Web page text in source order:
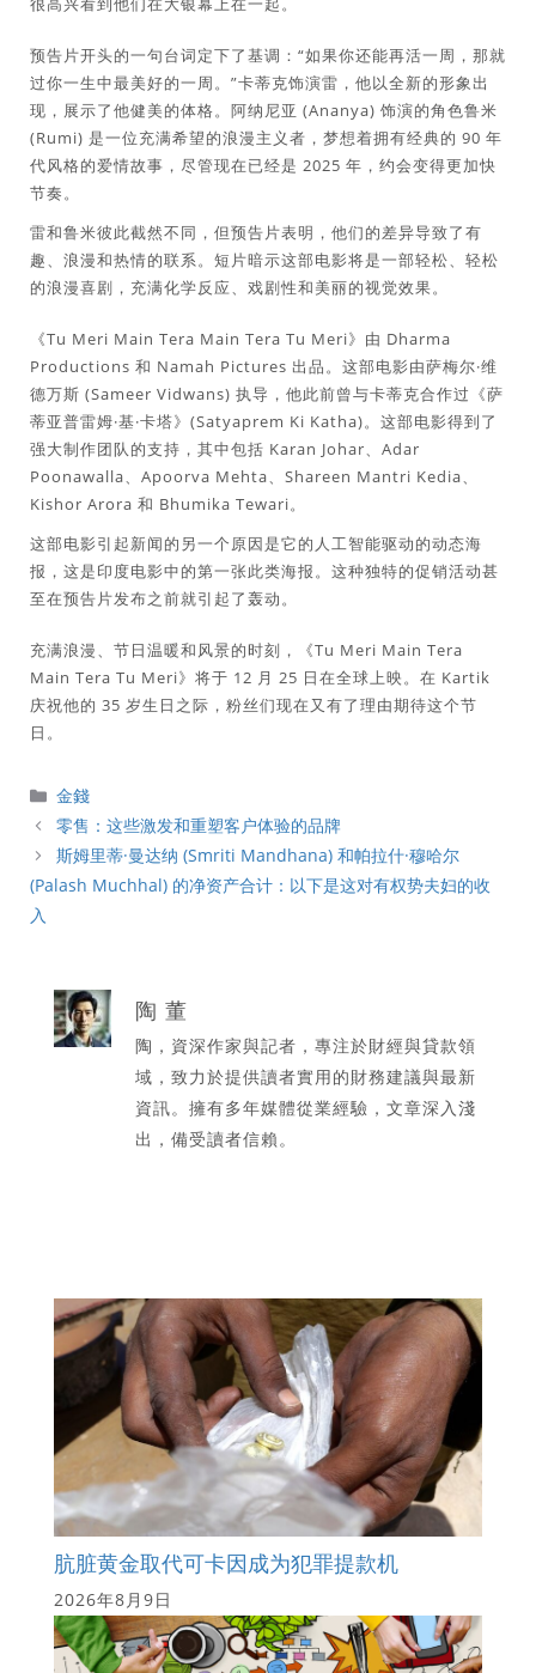
预告片开头的一句台词定下了基调：“如果你还能再活一周，那就
过你一生中最美好的一周。”卡蒂克饰演雷，他以全新的形象出
现，展示了他健美的体格。阿纳尼亚 (Ananya) 饰演的角色鲁米
(Rumi) 是一位充满希望的浪漫主义者，梦想着拥有经典的 90 年
代风格的爱情故事，尽管现在已经是 2025 年，约会变得更加快
节奏。
雷和鲁米彼此截然不同，但预告片表明，他们的差异导致了有
趣、浪漫和热情的联系。短片暗示这部电影将是一部轻松、轻松
的浪漫喜剧，充满化学反应、戏剧性和美丽的视觉效果。
《Tu Meri Main Tera Main Tera Tu Meri》由 Dharma
Productions 和 Namah Pictures 出品。这部电影由萨梅尔·维
德万斯 (Sameer Vidwans) 执导，他此前曾与卡蒂克合作过《萨
蒂亚普雷姆·基·卡塔》(Satyaprem Ki Katha)。这部电影得到了
强大制作团队的支持，其中包括 Karan Johar、Adar
Poonawalla、Apoorva Mehta、Shareen Mantri Kedia、
Kishor Arora 和 Bhumika Tewari。
这部电影引起新闻的另一个原因是它的人工智能驱动的动态海
报，这是印度电影中的第一张此类海报。这种独特的促销活动甚
至在预告片发布之前就引起了轰动。
充满浪漫、节日温暖和风景的时刻，《Tu Meri Main Tera
Main Tera Tu Meri》将于 12 月 25 日在全球上映。在 Kartik
庆祝他的 35 岁生日之际，粉丝们现在又有了理由期待这个节
日。
分
類
金錢
零售：这些激发和重塑客户体验的品牌
斯姆里蒂·曼达纳 (Smriti Mandhana) 和帕拉什·穆哈尔
(Palash Muchhal) 的净资产合计：以下是这对有权势夫妇的收
入
陶 董
陶，資深作家與記者，專注於財經與貸款領
域，致力於提供讀者實用的財務建議與最新
資訊。擁有多年媒體從業經驗，文章深入淺
出，備受讀者信賴。
肮脏黄金取代可卡因成为犯罪提款机
2026年8月9日